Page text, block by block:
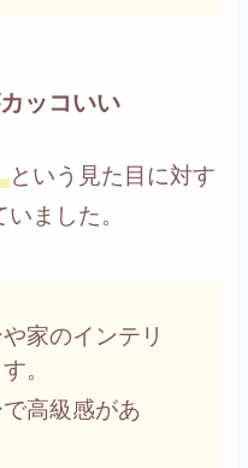
ッコいい
という見た目に対す
ました。
家のインテリ
。
高級感があ